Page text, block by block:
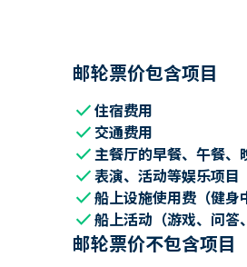
邮轮票价包含项目
check住宿费用
check 交通费用
check主餐厅的早餐、午餐、
check表演、活动等娱乐项目
check船上设施使用费（健身
check船上活动（游戏、问答
邮轮票价不包含项目